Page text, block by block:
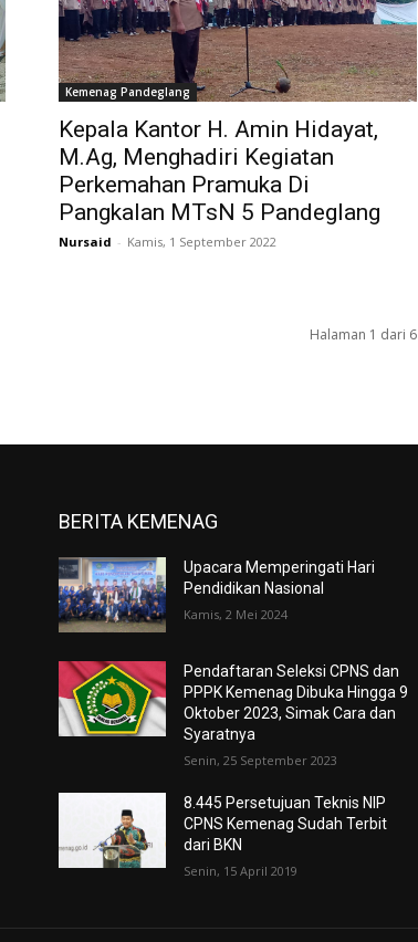
Kemenag Pandeglang
Kepala Kantor H. Amin Hidayat,
M.Ag, Menghadiri Kegiatan
Perkemahan Pramuka Di
Pangkalan MTsN 5 Pandeglang
Nursaid - Kamis, 1 September 2022
Halaman 1 dari 6
BERITA KEMENAG
Upacara Memperingati Hari
Pendidikan Nasional
Kamis, 2 Mei 2024
Pendaftaran Seleksi CPNS dan
PPPK Kemenag Dibuka Hingga 9
Oktober 2023, Simak Cara dan
Syaratnya
Senin, 25 September 2023
8.445 Persetujuan Teknis NIP
CPNS Kemenag Sudah Terbit
dari BKN
Senin, 15 April 2019